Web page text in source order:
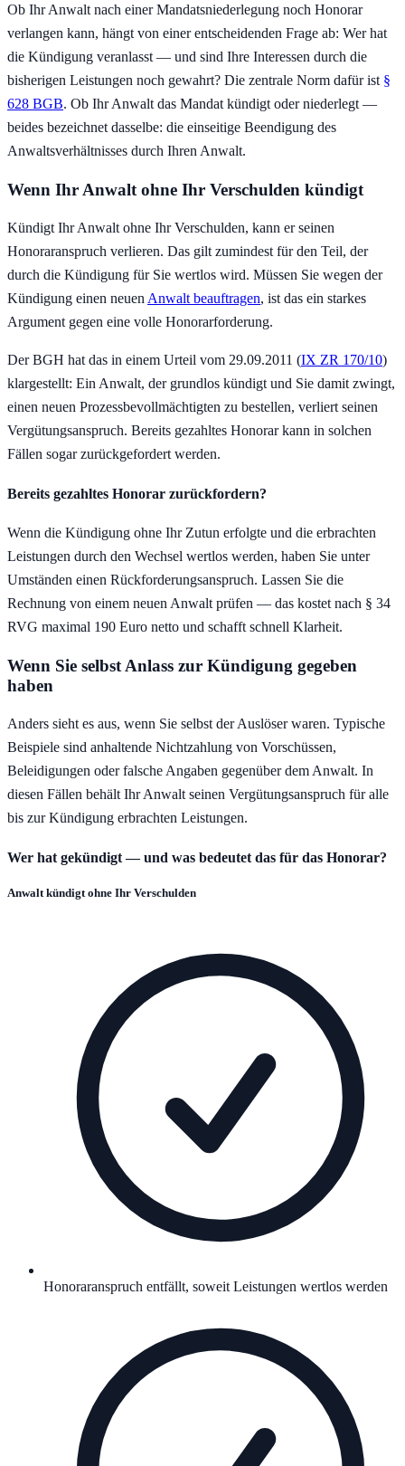
Ob Ihr Anwalt nach einer Mandatsniederlegung noch Honorar
verlangen kann, hängt von einer entscheidenden Frage ab: Wer hat
die Kündigung veranlasst — und sind Ihre Interessen durch die
bisherigen Leistungen noch gewahrt? Die zentrale Norm dafür ist §
628 BGB. Ob Ihr Anwalt das Mandat kündigt oder niederlegt —
beides bezeichnet dasselbe: die einseitige Beendigung des
Anwaltsverhältnisses durch Ihren Anwalt.
Wenn Ihr Anwalt ohne Ihr Verschulden kündigt
Kündigt Ihr Anwalt ohne Ihr Verschulden, kann er seinen
Honoraranspruch verlieren. Das gilt zumindest für den Teil, der
durch die Kündigung für Sie wertlos wird. Müssen Sie wegen der
Kündigung einen neuen Anwalt beauftragen, ist das ein starkes
Argument gegen eine volle Honorarforderung.
Der BGH hat das in einem Urteil vom 29.09.2011 (IX ZR 170/10)
klargestellt: Ein Anwalt, der grundlos kündigt und Sie damit zwingt,
einen neuen Prozessbevollmächtigten zu bestellen, verliert seinen
Vergütungsanspruch. Bereits gezahltes Honorar kann in solchen
Fällen sogar zurückgefordert werden.
Bereits gezahltes Honorar zurückfordern?
Wenn die Kündigung ohne Ihr Zutun erfolgte und die erbrachten
Leistungen durch den Wechsel wertlos werden, haben Sie unter
Umständen einen Rückforderungsanspruch. Lassen Sie die
Rechnung von einem neuen Anwalt prüfen — das kostet nach § 34
RVG maximal 190 Euro netto und schafft schnell Klarheit.
Wenn Sie selbst Anlass zur Kündigung gegeben
haben
Anders sieht es aus, wenn Sie selbst der Auslöser waren. Typische
Beispiele sind anhaltende Nichtzahlung von Vorschüssen,
Beleidigungen oder falsche Angaben gegenüber dem Anwalt. In
diesen Fällen behält Ihr Anwalt seinen Vergütungsanspruch für alle
bis zur Kündigung erbrachten Leistungen.
Wer hat gekündigt — und was bedeutet das für das Honorar?
Anwalt kündigt ohne Ihr Verschulden
Honoraranspruch entfällt, soweit Leistungen wertlos werden